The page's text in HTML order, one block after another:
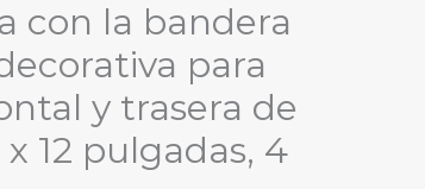
con la bandera
para
y trasera de
12 pulgadas, 4